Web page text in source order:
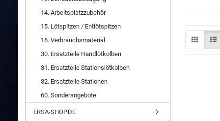
14. Arbeitsplatzzubehör
15. Lötspitzen / Entlötspitzen
16. Verbrauchsmaterial
30. Ersatzteile Handlötkolben
31. Ersatzteile Stationslötkolben
32. Ersatzteile Stationen
60. Sonderangebote
ERSA-SHOP.DE